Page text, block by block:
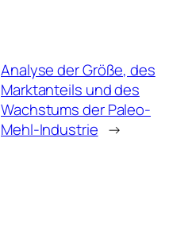
Analyse der Größe, des
Marktanteils und des
Wachstums der Paleo-
Mehl-Industrie →